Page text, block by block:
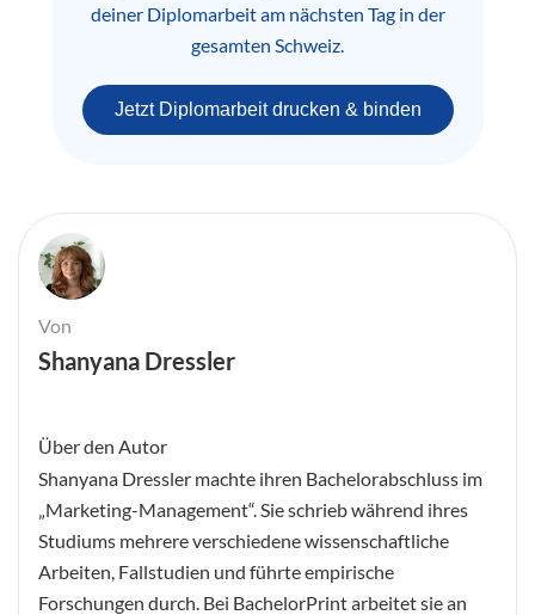
deiner Diplomarbeit am nächsten Tag in der
gesamten Schweiz.
Jetzt Diplomarbeit drucken & binden
Von
Shanyana Dressler
Über den Autor
Shanyana Dressler machte ihren Bachelorabschluss im
„Marketing-Management“. Sie schrieb während ihres
Studiums mehrere verschiedene wissenschaftliche
Arbeiten, Fallstudien und führte empirische
Forschungen durch. Bei BachelorPrint arbeitet sie an